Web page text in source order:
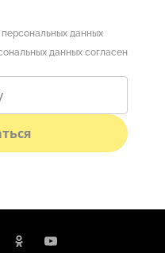
данных
данных согласен